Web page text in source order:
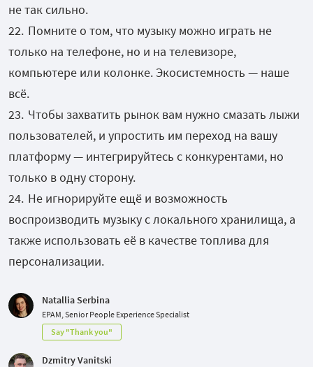
не так сильно.
Помните о том, что музыку можно играть не
только на телефоне, но и на телевизоре,
компьютере или колонке. Экосистемность — наше
всё.
Чтобы захватить рынок вам нужно смазать лыжи
пользователей, и упростить им переход на вашу
платформу — интегрируйтесь с конкурентами, но
только в одну сторону.
Не игнорируйте ещё и возможность
воспроизводить музыку с локального хранилища, а
также использовать её в качестве топлива для
персонализации.
Natallia Serbina
EPAM, Senior People Experience Specialist
Say "Thank you"
Dzmitry Vanitski